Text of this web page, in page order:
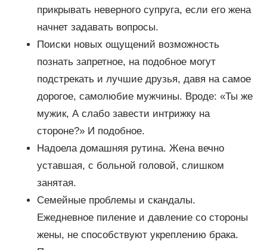
прикрывать неверного супруга, если его жена
начнет задавать вопросы.
Поиски новых ощущений возможность
познать запретное, на подобное могут
подстрекать и лучшие друзья, давя на самое
дорогое, самолюбие мужчины. Вроде: «Ты же
мужик, А слабо завести интрижку на
стороне?» И подобное.
Надоела домашняя рутина. Жена вечно
уставшая, с больной головой, слишком
занятая.
Семейные проблемы и скандалы.
Ежедневное пиление и давление со стороны
жены, не способствуют укреплению брака.